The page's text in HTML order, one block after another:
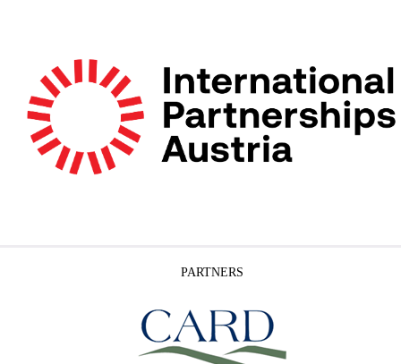
PARTNERS